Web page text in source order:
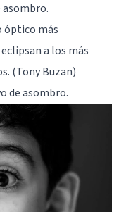
asombro.
óptico más
a los más
(Tony Buzan)
de asombro.